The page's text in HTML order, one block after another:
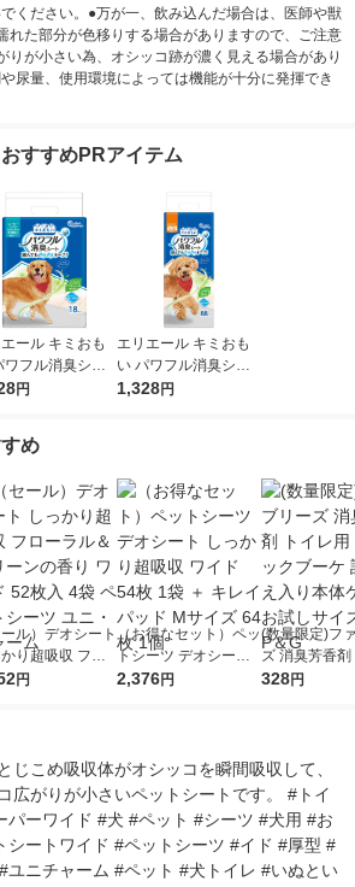
ください。●万が一、飲み込んだ場合は、医師や獣
れた部分が色移りする場合がありますので、ご注意
りが小さい為、オシッコ跡が濃く見える場合があり
尿量、使用環境によっては機能が十分に発揮でき
すすめPRアイテム
ール キミおも
ワフル消臭シー
ーパーワイド 無
円
エリエール キミおも
い パワフル消臭シー
ト レギュラー 無香タ
1,328円
め
ル）デオシート
り超吸収 フロ
＆グリーンの香
円
（お得なセット）ペッ
トシーツ デオシート
しっかり超吸収 ワイ
2,376円
(数量限定)フ
ズ 消臭芳香
用 クラシック
328円
じこめ吸収体がオシッコを瞬間吸収して、
広がりが小さいペットシートです。 #トイ
パーワイド #犬 #ペット #シーツ #犬用 #お
シートワイド #ペットシーツ #イド #厚型 #
ユニチャーム #ペット #犬トイレ #いぬとい